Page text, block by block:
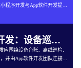
程序开发与App软件开发提供
福州工厂手机App开发：设备巡检如何兼顾离线与追责
应围绕设备台账、离线巡检、
并由App软件开发团队连接生